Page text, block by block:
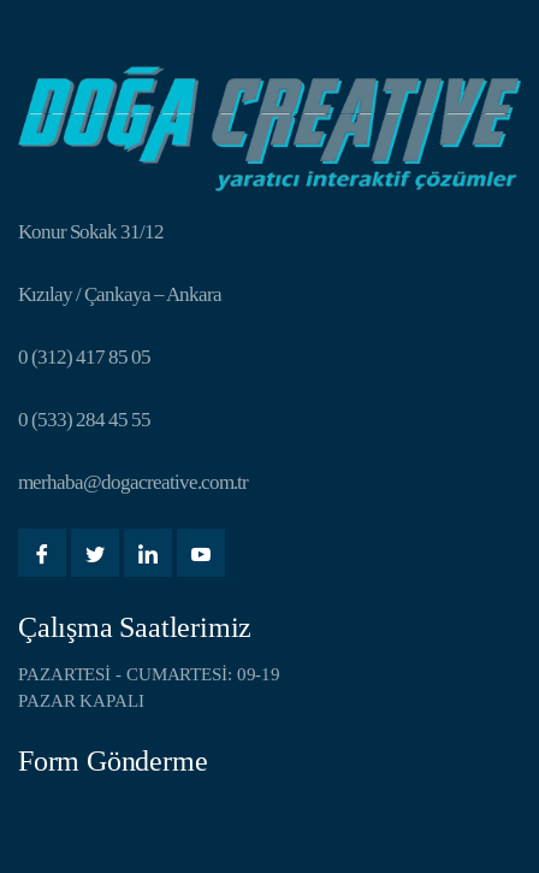
Konur Sokak 31/12
Kızılay / Çankaya – Ankara
0 (312) 417 85 05
0 (533) 284 45 55
merhaba@dogacreative.com.tr
Çalışma Saatlerimiz
PAZARTESI - CUMARTESI: 09-19
PAZAR KAPALI
Form Gönderme